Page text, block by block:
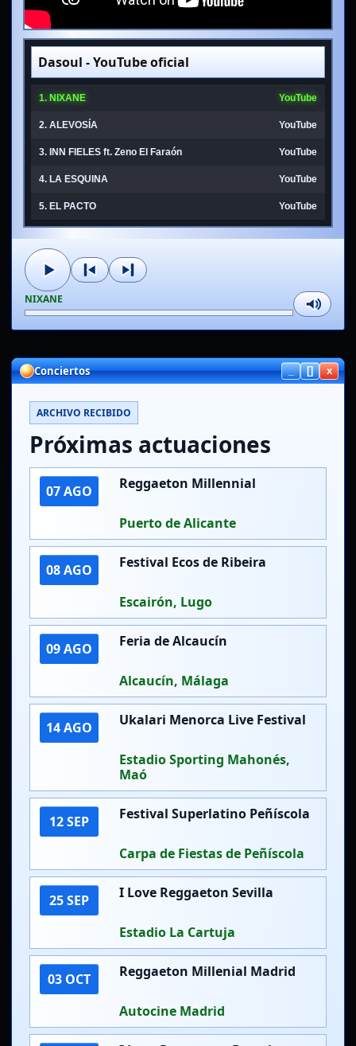
BAXIRA
Dasoul - YouTube oficial
1. NIXANE YouTube
2. ALEVOSÍA YouTube
3. INN FIELES ft. Zeno El Faraón YouTube
4. LA ESQUINA YouTube
5. EL PACTO YouTube
NIXANE
Conciertos _ [] x
ARCHIVO RECIBIDO
Próximas actuaciones
07 AGO Reggaeton Millennial
Puerto de Alicante
08 AGO Festival Ecos de Ribeira
Escairón, Lugo
09 AGO Feria de Alcaucín
Alcaucín, Málaga
14 AGO Ukalari Menorca Live Festival
Estadio Sporting Mahonés,
Maó
12 SEP Festival Superlatino Peñíscola
Carpa de Fiestas de Peñíscola
25 SEP I Love Reggaeton Sevilla
Estadio La Cartuja
03 OCT Reggaeton Millenial Madrid
Autocine Madrid